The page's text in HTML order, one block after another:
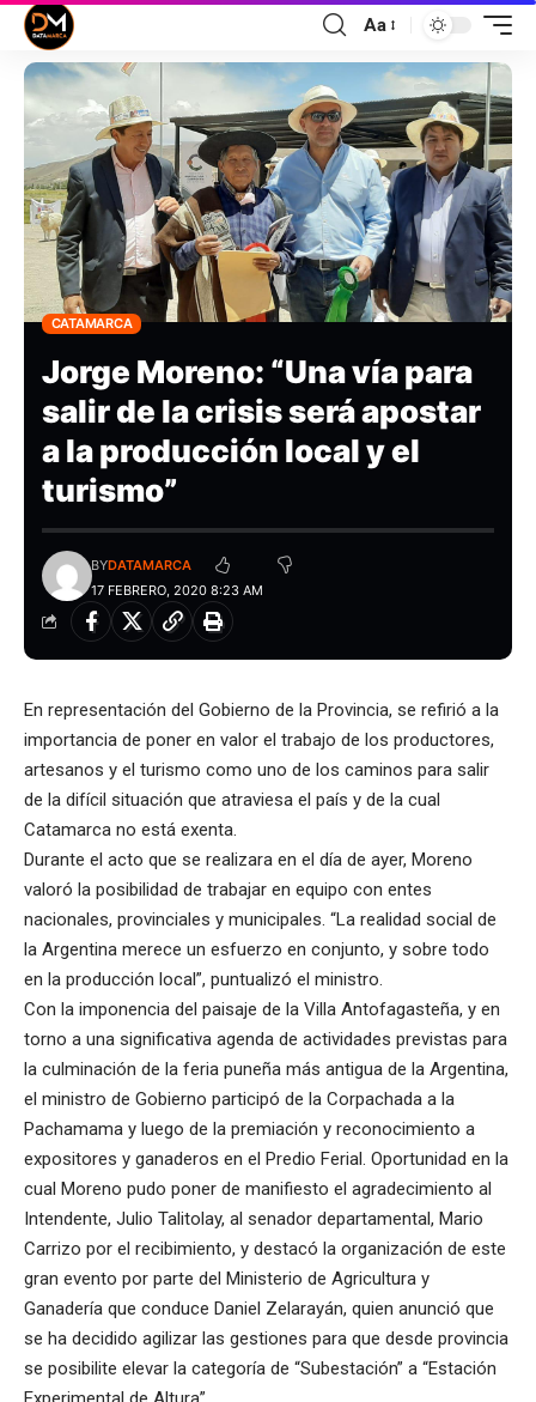
Aa
CATAMARCA
Jorge Moreno: “Una vía para
salir de la crisis será apostar
a la producción local y el
turismo”
17 FEBRERO, 2020 8:23 AM
BYDATAMARCA
En representación del Gobierno de la Provincia, se refirió a la
importancia de poner en valor el trabajo de los productores,
artesanos y el turismo como uno de los caminos para salir
de la difícil situación que atraviesa el país y de la cual
Catamarca no está exenta.
Durante el acto que se realizara en el día de ayer, Moreno
valoró la posibilidad de trabajar en equipo con entes
nacionales, provinciales y municipales. “La realidad social de
la Argentina merece un esfuerzo en conjunto, y sobre todo
en la producción local”, puntualizó el ministro.
Con la imponencia del paisaje de la Villa Antofagasteña, y en
torno a una significativa agenda de actividades previstas para
la culminación de la feria puneña más antigua de la Argentina,
el ministro de Gobierno participó de la Corpachada a la
Pachamama y luego de la premiación y reconocimiento a
expositores y ganaderos en el Predio Ferial. Oportunidad en la
cual Moreno pudo poner de manifiesto el agradecimiento al
Intendente, Julio Talitolay, al senador departamental, Mario
Carrizo por el recibimiento, y destacó la organización de este
gran evento por parte del Ministerio de Agricultura y
Ganadería que conduce Daniel Zelarayán, quien anunció que
se ha decidido agilizar las gestiones para que desde provincia
se posibilite elevar la categoría de “Subestación” a “Estación